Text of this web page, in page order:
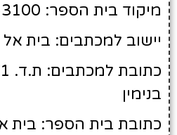
מיקוד בית הספר: 9063100
יישוב למכתבים: בית אל
בנימין
כתובת בית הספר: בית